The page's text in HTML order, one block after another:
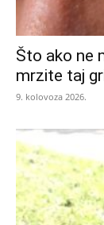
Što ako ne
mrzite taj
9. kolovoza 2026.